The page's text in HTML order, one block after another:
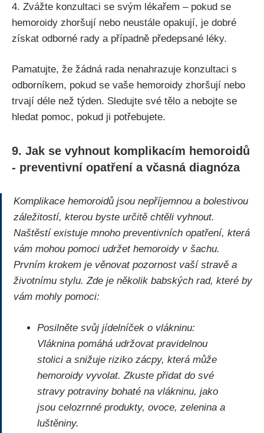
4. Zvážte konzultaci se svým lékařem – pokud se
hemoroidy zhoršují⁢ nebo neustále opakují,⁢ je dobré
získat odborné rady ​a případně předepsané léky.
Pamatujte, že žádná rada nenahrazuje konzultaci s
odborníkem,⁣ pokud se vaše hemoroidy zhoršují ​nebo
trvají déle než týden. Sledujte své ⁤tělo⁢ a nebojte se
hledat pomoc, ⁢pokud ⁤ji potřebujete.
9. Jak ⁢se‍ vyhnout komplikacím hemoroidů
⁤- preventivní opatření a včasná diagnóza
Komplikace⁣ hemoroidů ⁤jsou nepříjemnou a bolestivou
záležitostí, kterou byste určitě​ chtěli ⁢vyhnout.⁣
Naštěstí existuje mnoho preventivních opatření, která
vám mohou ⁣pomoci udržet hemoroidy v šachu.
Prvním krokem je věnovat pozornost vaší ‍stravě a
životnímu stylu. Zde je ⁣několik babských rad, které by
vám mohly pomoci:
Posilněte svůj jídelníček o vlákninu:
Vláknina pomáhá udržovat⁤ pravidelnou
stolici a snižuje riziko zácpy, která může
hemoroidy vyvolat. Zkuste přidat do své
stravy potraviny bohaté na vlákninu, jako
jsou celozrnné ‌produkty, ovoce, zelenina ‌a
luštěniny.